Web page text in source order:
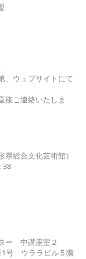
、ウェブサイトにて
接ご連絡いたしま
総合文化芸術館）
38
ー 中講座室２
1号 ウララビル５階